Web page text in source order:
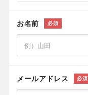
お名前 必須
メールアドレス 必須